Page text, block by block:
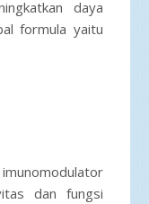
daya
formula yaitu
dan fungsi